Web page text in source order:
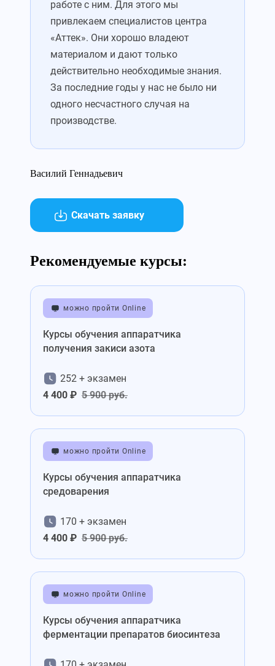
работе с ним. Для этого мы
привлекаем специалистов центра
«Аттек». Они хорошо владеют
материалом и дают только
действительно необходимые знания.
За последние годы у нас не было ни
одного несчастного случая на
производстве.
Василий Геннадьевич
Скачать заявку
Рекомендуемые курсы:
можно пройти Online
Курсы обучения аппаратчика
получения закиси азота
252 + экзамен
4 400 ₽ 5 900 руб.
можно пройти Online
Курсы обучения аппаратчика
средоварения
170 + экзамен
4 400 ₽ 5 900 руб.
можно пройти Online
Курсы обучения аппаратчика
ферментации препаратов биосинтеза